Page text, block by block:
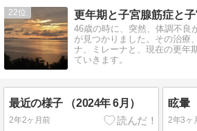
22 更年期と子宮腺筋症と
46歳の時に、突然、体調不良
が見つかりました。その治療
ナ、ミレーナと、現在の更年
ていきます。
最近の様子 （2024年 6月）
2年2ヶ月前
眩暈
2年3ヶ